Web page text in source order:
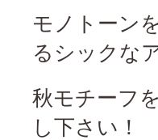
モノトーン
るシックな
秋モチーフ
し下さい！